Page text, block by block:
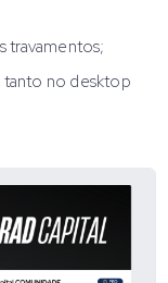
travamentos;
tanto no desktop